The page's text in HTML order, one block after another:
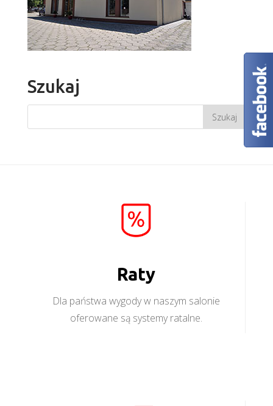
Szukaj
Raty
Dla państwa wygody w naszym salonie
oferowane są systemy ratalne.